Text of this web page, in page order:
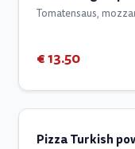
Tomatensaus,
€ 13.50
Pizza Turkish